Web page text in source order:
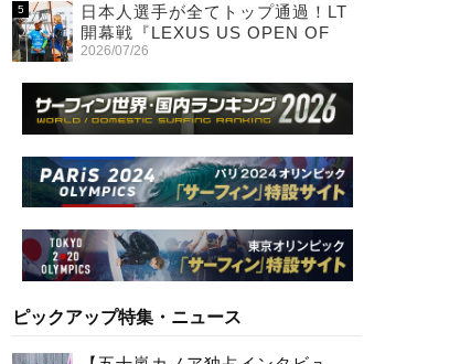
日本人選手が全てトップ通過！LT
開幕戦『LEXUS US OPEN OF
SURFING』初日
2026/07/26
ピックアップ特集・ニュース